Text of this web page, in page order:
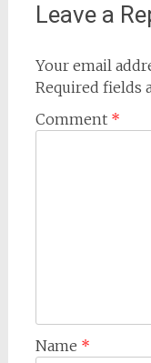
Leave a
Your email
Required fields
Comment *
Name *